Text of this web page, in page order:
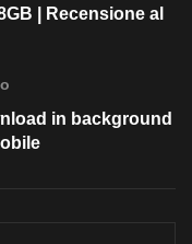
| Recensione al
in background